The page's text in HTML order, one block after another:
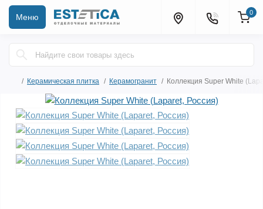
Меню 0
Керамическая плитка Керамогранит Коллекция Super White